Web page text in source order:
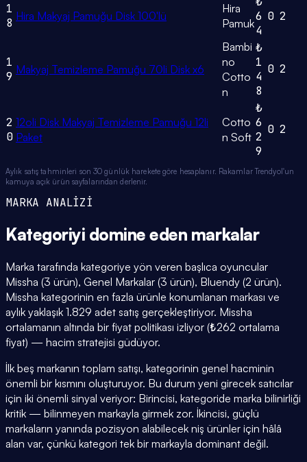
1
8 Hira Makyaj Pamuğu Disk 100'lü
Hira
Pamuk6
4
0 2
1
9 Makyaj Temizleme Pamuğu 70li Disk x6
Bambi
no
Cotto
n
₺
1
4
8
0 2
2
0
12oli Disk Makyaj Temizleme Pamuğu 12li
Paket
Cotto
n Soft
₺
6
2
9
0 2
Aylık satış tahminleri son 30 günlük harekete göre hesaplanır. Rakamlar Trendyol'un
kamuya açık ürün sayfalarından derlenir.
MARKA ANALİZİ
Kategoriyi domine eden markalar
Marka tarafında kategoriye yön veren başlıca oyuncular
Missha (3 ürün), Genel Markalar (3 ürün), Bluendy (2 ürün).
Missha kategorinin en fazla ürünle konumlanan markası ve
aylık yaklaşık 1.829 adet satış gerçekleştiriyor. Missha
ortalamanın altında bir fiyat politikası izliyor (₺262 ortalama
fiyat) — hacim stratejisi güdüyor.
İlk beş markanın toplam satışı, kategorinin genel hacminin
önemli bir kısmını oluşturuyor. Bu durum yeni girecek satıcılar
için iki önemli sinyal veriyor: Birincisi, kategoride marka bilinirliği
kritik — bilinmeyen markayla girmek zor. İkincisi, güçlü
markaların yanında pozisyon alabilecek niş ürünler için hâlâ
alan var, çünkü kategori tek bir markayla dominant değil.